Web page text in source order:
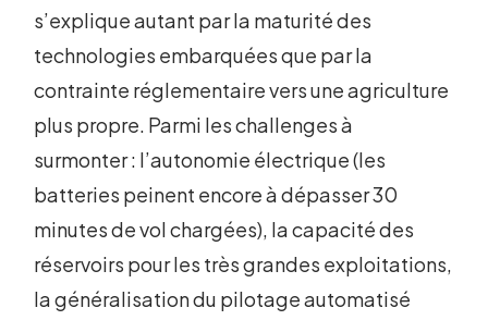
s’explique autant par la maturité des
technologies embarquées que par la
contrainte réglementaire vers une agriculture
plus propre. Parmi les challenges à
surmonter : l’autonomie électrique (les
batteries peinent encore à dépasser 30
minutes de vol chargées), la capacité des
réservoirs pour les très grandes exploitations,
la généralisation du pilotage automatisé